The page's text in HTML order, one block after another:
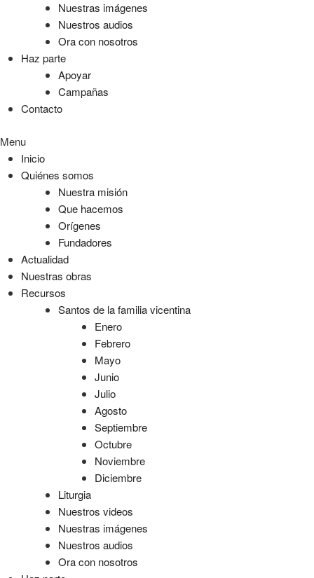
Nuestras imágenes
Nuestros audios
Ora con nosotros
Haz parte
Apoyar
Campañas
Contacto
Menu
Inicio
Quiénes somos
Nuestra misión
Que hacemos
Orígenes
Fundadores
Actualidad
Nuestras obras
Recursos
Santos de la familia vicentina
Enero
Febrero
Mayo
Junio
Julio
Agosto
Septiembre
Octubre
Noviembre
Diciembre
Liturgia
Nuestros videos
Nuestras imágenes
Nuestros audios
Ora con nosotros